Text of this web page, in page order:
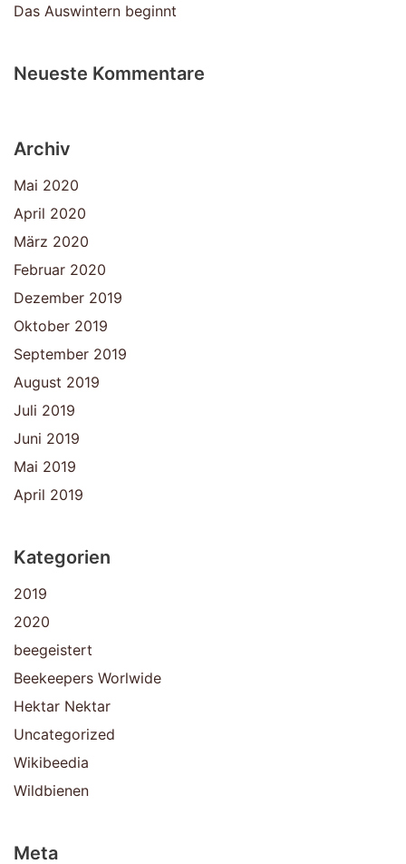
Das Auswintern beginnt
Neueste Kommentare
Archiv
Mai 2020
April 2020
März 2020
Februar 2020
Dezember 2019
Oktober 2019
September 2019
August 2019
Juli 2019
Juni 2019
Mai 2019
April 2019
Kategorien
2019
2020
beegeistert
Beekeepers Worlwide
Hektar Nektar
Uncategorized
Wikibeedia
Wildbienen
Meta